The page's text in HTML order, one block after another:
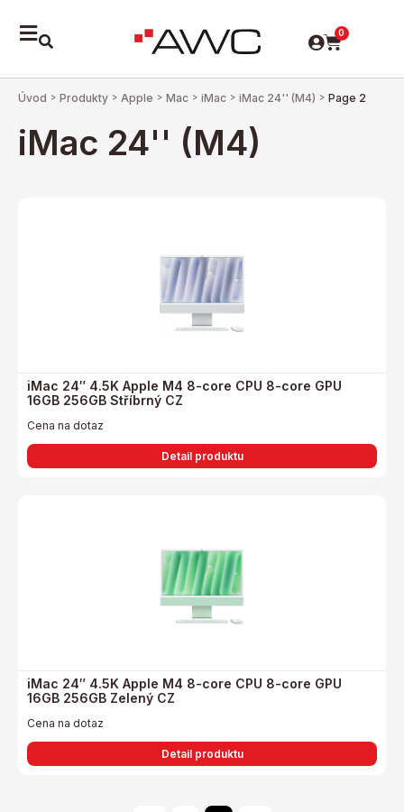
0
Úvod > Produkty > Apple > Mac > iMac > iMac 24'' (M4) > Page 2
iMac 24'' (M4)
iMac 24″ 4.5K Apple M4 8-core CPU 8-core GPU
16GB 256GB Stříbrný CZ
Cena na dotaz
Detail produktu
iMac 24″ 4.5K Apple M4 8-core CPU 8-core GPU
16GB 256GB Zelený CZ
Cena na dotaz
Detail produktu